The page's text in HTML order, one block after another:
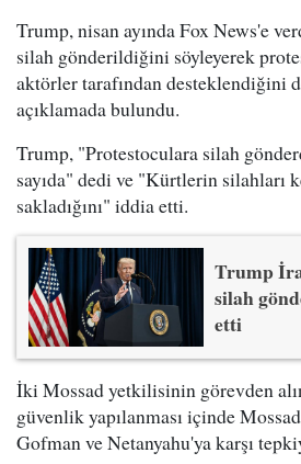
Trump, nisan ayında Fox News'e
silah gönderildiğini söyleyerek
aktörler tarafından desteklendiğini
açıklamada bulundu.
Trump, "Protestoculara silah
sayıda" dedi ve "Kürtlerin silahları
sakladığını" iddia etti.
Trump
silah
etti
İki Mossad yetkilisinin görevden
güvenlik yapılanması içinde
Gofman ve Netanyahu'ya karşı